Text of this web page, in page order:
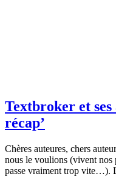
Textbroker et ses
récap’
Chères auteures, chers
nous le voulions (vivent nos
passe vraiment trop vite…).